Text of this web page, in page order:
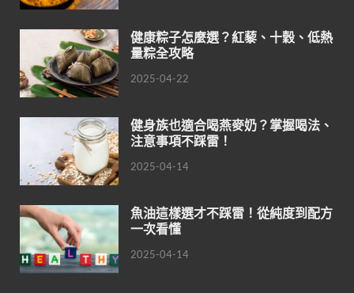
健康粽子怎麼選？紅藜、十穀、低熱
量粽全攻略
2025-04-22
健身族也適合喝燕麥奶？掌握喝法、
注意事項不踩雷！
2025-04-14
魚油這樣選才不踩雷！從純度到配方
一次看懂
2025-04-14